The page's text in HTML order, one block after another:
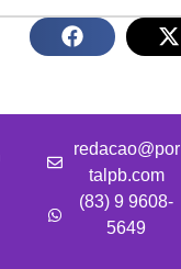
redacao@por
talpb.com
(83) 9 9608-
5649